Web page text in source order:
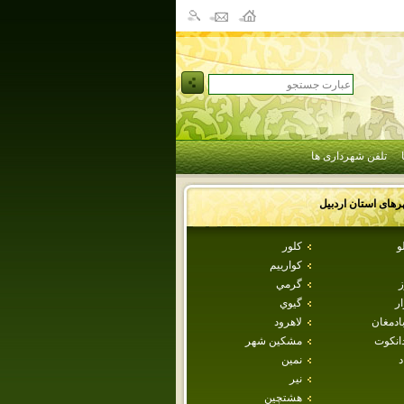
تلفن شهرداری ها
استاناردبيل
كلور
كوارييم
گرمي
گيوي
لاهرود
مشكين شهر
نمين
نير
هشتچين